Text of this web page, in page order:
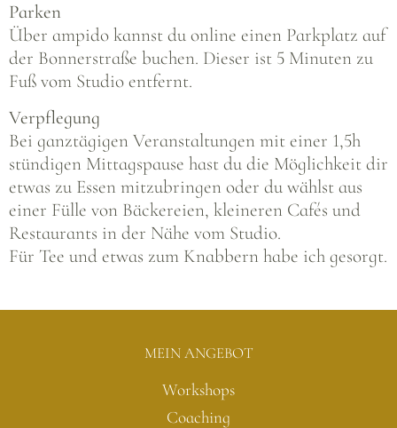
Parken
Über ampido kannst du online einen Parkplatz auf
der Bonnerstraße buchen. Dieser ist 5 Minuten zu
Fuß vom Studio entfernt.
Verpflegung
Bei ganztägigen Veranstaltungen mit einer 1,5h
stündigen Mittagspause hast du die Möglichkeit dir
etwas zu Essen mitzubringen oder du wählst aus
einer Fülle von Bäckereien, kleineren Cafés und
Restaurants in der Nähe vom Studio.
Für Tee und etwas zum Knabbern habe ich gesorgt.
MEIN ANGEBOT
Workshops
Coaching